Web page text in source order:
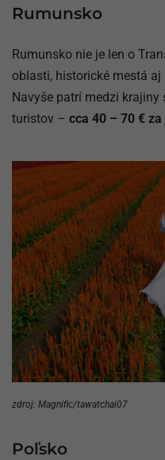
Rumunsko
Rumunsko nie je len o
oblasti, historické mestá aj
Navyše patrí medzi
turistov – cca 40 – 70 €
zdroj: Magnific/tawatchai07
Poľsko